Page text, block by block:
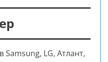
LG, Атлант,